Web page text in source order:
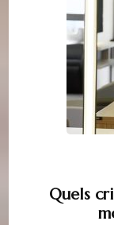
Quels